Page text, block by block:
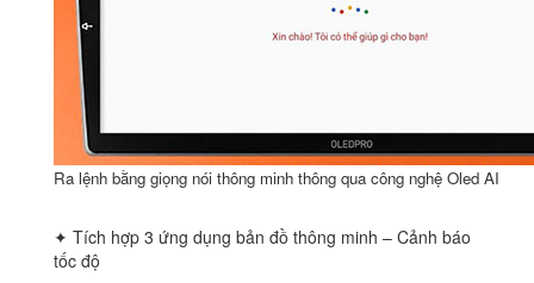
Ra lệnh bằng giọng nói thông minh thông qua công nghệ Oled AI
✦ Tích hợp 3 ứng dụng bản đồ thông minh – Cảnh báo
tốc độ